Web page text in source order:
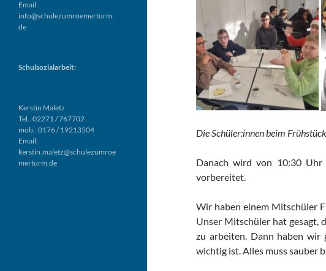
Die Schüler:innen beim
Danach wird von 10:30 Uhr
vorbereitet.
Wir haben einem Mitschüler
Unser Mitschüler hat gesagt,
zu arbeiten. Dann haben wir
wichtig ist. Alles muss sauber
Email:
info@schulezumroemerturm.
de
Schulsozialarbeit:
Kerstin Maletz
Tel.: 02271 / 767702
mob.: 0176 / 19213504
Email:
kerstin.maletz@schulezumroe
merturm.de